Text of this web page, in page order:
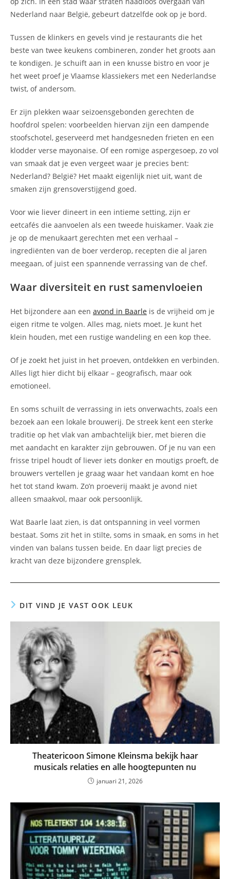
Nederland naar België, gebeurt datzelfde ook op je bord.
Tussen de klinkers en gevels vind je restaurants die het
beste van twee keukens combineren, zonder het groots aan
te kondigen. Je schuift aan in een knusse bistro en voor je
het weet proef je Vlaamse klassiekers met een Nederlandse
twist, of andersom.
Er zijn plekken waar seizoensgebonden gerechten de
hoofdrol spelen: voorbeelden hiervan zijn een dampende
stoofschotel, geserveerd met handgesneden frieten en een
klodder verse mayonaise. Of een romige aspergesoep, zo vol
van smaak dat je even vergeet waar je precies bent:
Nederland? België? Het maakt eigenlijk niet uit, want de
smaken zijn grensoverstijgend goed.
Voor wie liever dineert in een intieme setting, zijn er
eetcafés die aanvoelen als een tweede huiskamer. Vaak zie
je op de menukaart gerechten met een verhaal –
ingrediënten van de boer verderop, recepten die al jaren
meegaan, of juist een spannende verrassing van de chef.
Waar diversiteit en rust samenvloeien
Het bijzondere aan een avond in Baarle is de vrijheid om je
eigen ritme te volgen. Alles mag, niets moet. Je kunt het
klein houden, met een rustige wandeling en een kop thee.
Of je zoekt het juist in het proeven, ontdekken en verbinden.
Alles ligt hier dicht bij elkaar – geografisch, maar ook
emotioneel.
En soms schuilt de verrassing in iets onverwachts, zoals een
bezoek aan een lokale brouwerij. De streek kent een sterke
traditie op het vlak van ambachtelijk bier, met bieren die
met aandacht en karakter zijn gebrouwen. Of je nu van een
frisse tripel houdt of liever iets donker en moutigs proeft, de
brouwers vertellen je graag waar het vandaan komt en hoe
het tot stand kwam. Zo’n proeverij maakt je avond niet
alleen smaakvol, maar ook persoonlijk.
Wat Baarle laat zien, is dat ontspanning in veel vormen
bestaat. Soms zit het in stilte, soms in smaak, en soms in het
vinden van balans tussen beide. En daar ligt precies de
kracht van deze bijzondere grensplek.
DIT VIND JE VAST OOK LEUK
Theatericoon Simone Kleinsma bekijk haar
musicals relaties en alle hoogtepunten nu
januari 21, 2026